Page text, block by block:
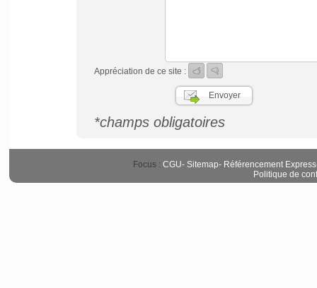
Appréciation de ce site :
*champs obligatoires
Focus : CGU- Sitemap- Référencement Express
Politique de